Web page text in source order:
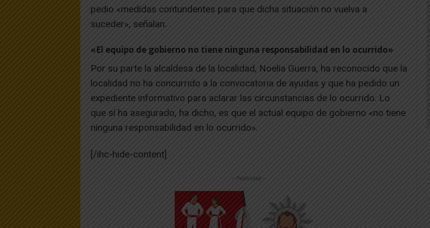
pedio «medidas contundentes para que dicha situación no vuelva a
suceder», señalan.
«El equipo de gobierno no tiene ninguna responsabilidad en lo ocurrido»
Por su parte la alcaldesa de la localidad, Noelia Guerra, ha reconocido que la
localidad no ha concurrido a la convocatoria de ayudas y que ha pedido un
expediente informativo para aclarar las circunstancias de lo ocurrido. Lo
que sí ha asegurado, ha dicho, es que el actual equipo de gobierno «no tiene
ninguna responsabilidad en lo ocurrido».
[/ihc-hide-content]
-- Publicidad --